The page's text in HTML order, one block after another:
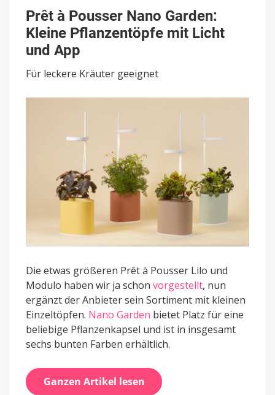
à
Pousser
Nano
Pflanzentöpfe
Prêt à Pousser Nano Garden:
Kleine Pflanzentöpfe mit Licht
und App
Für leckere Kräuter geeignet
Die etwas größeren Prêt à Pousser Lilo und
Modulo haben wir ja schon vorgestellt, nun
ergänzt der Anbieter sein Sortiment mit kleinen
Einzeltöpfen. Nano Garden bietet Platz für eine
beliebige Pflanzenkapsel und ist in insgesamt
sechs bunten Farben erhältlich.
Ganzen Artikel lesen